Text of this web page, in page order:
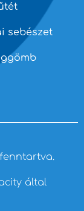
sebészet
által